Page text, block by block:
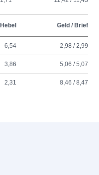
Hebel Geld / Brief
6,54 2,98 / 2,99
3,86 5,06 / 5,07
2,31 8,46 / 8,47